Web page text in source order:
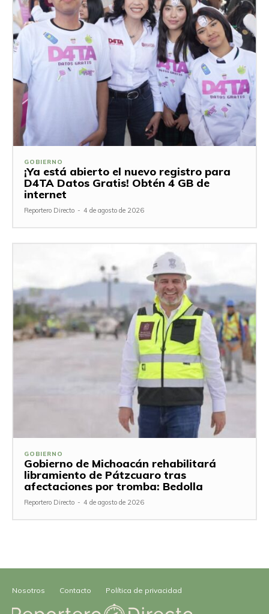
GOBIERNO
¡Ya está abierto el nuevo registro para
D4TA Datos Gratis! Obtén 4 GB de
internet
Reportero Directo - 4 de agosto de 2026
GOBIERNO
Gobierno de Michoacán rehabilitará
libramiento de Pátzcuaro tras
afectaciones por tromba: Bedolla
Reportero Directo - 4 de agosto de 2026
Nosotros Contacto Política de privacidad